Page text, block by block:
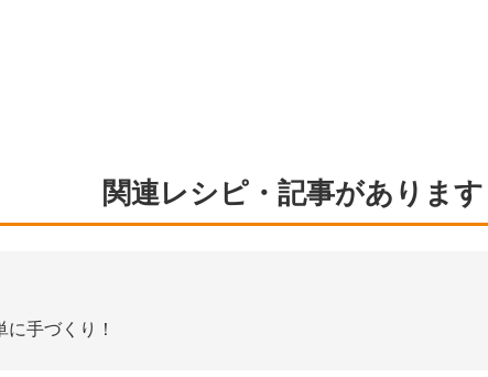
関連レシピ・記事があります
手づくり！